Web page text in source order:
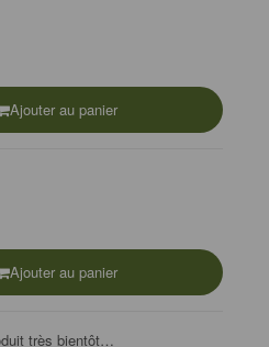
Ajouter au panier
Ajouter au panier
très bientôt…